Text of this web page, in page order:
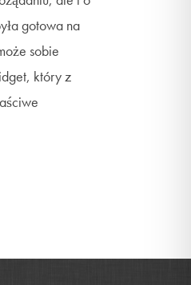
gotowa na
sobie
który z